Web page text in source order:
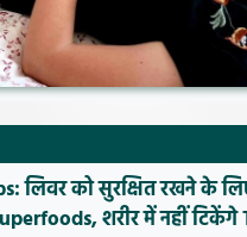
लिवर को सुरक्षित रखने के
शरीर में नहीं टिकेंगे